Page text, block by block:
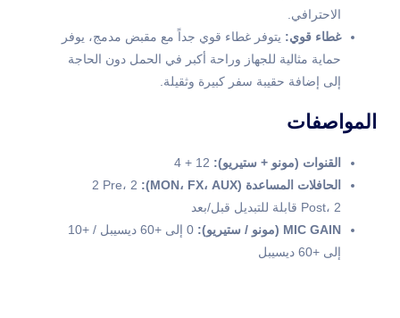
الاحترافي.
غطاء قوي: يتوفر غطاء قوي جداً مع مقبض مدمج، يوفر
حماية مثالية للجهاز وراحة أكبر في الحمل دون الحاجة
إلى إضافة حقيبة سفر كبيرة وثقيلة.
المواصفات
القنوات (مونو + ستيريو):
الحافلات المساعدة (MON، FX، AUX):
2 Pre، 2
Post، 2 قابلة للتبديل قبل/بعد
MIC GAIN (مونو / ستيريو):
0 إلى +60 ديسيبل / +10
إلى +60 ديسيبل